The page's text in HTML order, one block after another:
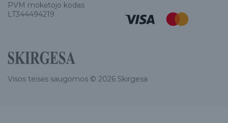
PVM mokėtojo kodas
LT344494219
Visos teisės saugomos © 2026 Skirgesa